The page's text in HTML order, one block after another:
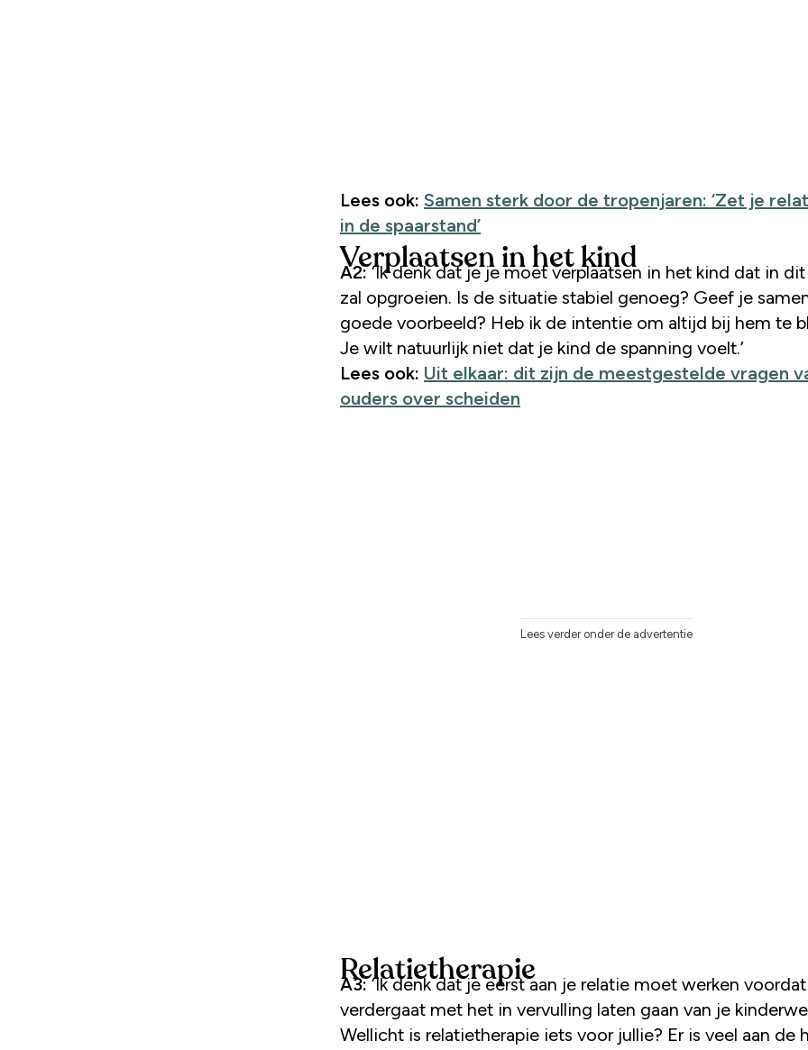
Lees ook: Samen sterk door de tropenjaren: ‘Zet je
in de spaarstand’
Verplaatsen in het kind
A2:‘Ik denk dat je je moet verplaatsen in het kind dat in
zal opgroeien. Is de situatie stabiel genoeg? Geef je
goede voorbeeld? Heb ik de intentie om altijd bij hem te
Je wilt natuurlijk niet dat je kind de spanning voelt.’
Lees ook: Uit elkaar: dit zijn de meestgestelde vragen
ouders over scheiden
Lees verder onder de advertentie
Relatietherapie
A3:‘Ik denk dat je eerst aan je relatie moet werken
verdergaat met het in vervulling laten gaan van je
Wellicht is relatietherapie iets voor jullie? Er is veel aan de